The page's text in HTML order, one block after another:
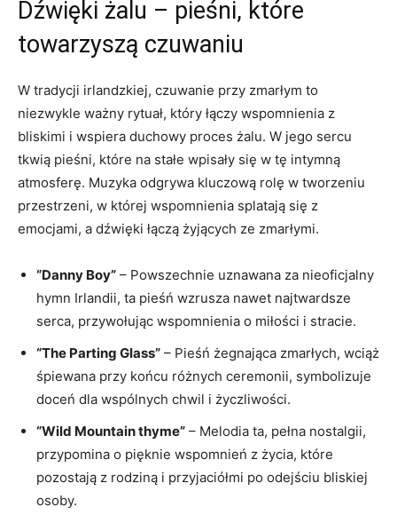
Dźwięki żalu – pieśni, które
towarzyszą czuwaniu
W tradycji irlandzkiej, czuwanie przy zmarłym to
niezwykle ważny rytuał, który łączy wspomnienia z
bliskimi i wspiera duchowy proces żalu. W jego sercu
tkwią pieśni, które na stałe wpisały się w tę intymną
atmosferę. Muzyka odgrywa kluczową rolę w tworzeniu
przestrzeni, w której wspomnienia splatają się z
emocjami, a dźwięki łączą żyjących ze zmarłymi.
“Danny Boy” – Powszechnie uznawana za nieoficjalny
hymn Irlandii, ta pieśń wzrusza nawet najtwardsze
serca, przywołując wspomnienia o miłości i stracie.
“The Parting Glass” – Pieśń żegnająca zmarłych, wciąż
śpiewana przy końcu różnych ceremonii, symbolizuje
doceń dla wspólnych chwil i życzliwości.
“Wild Mountain thyme” – Melodia ta, pełna nostalgii,
przypomina o pięknie wspomnień z życia, które
pozostają z rodziną i przyjaciółmi po odejściu bliskiej
osoby.